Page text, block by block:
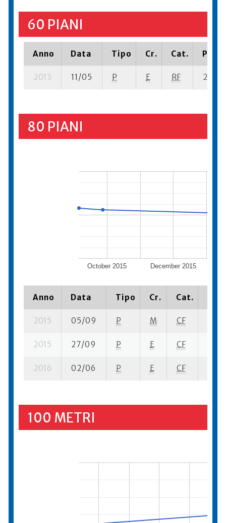
60 PIANI
Anno Data Tipo Cr. Cat.
2013 11/05 P E RF 2 se-
80 PIANI
October 2015 December 2015
Anno Data Tipo Cr. Cat.
2015 05/09 P M CF
2015 27/09 P E CF
2016 02/06 P E CF
100 METRI